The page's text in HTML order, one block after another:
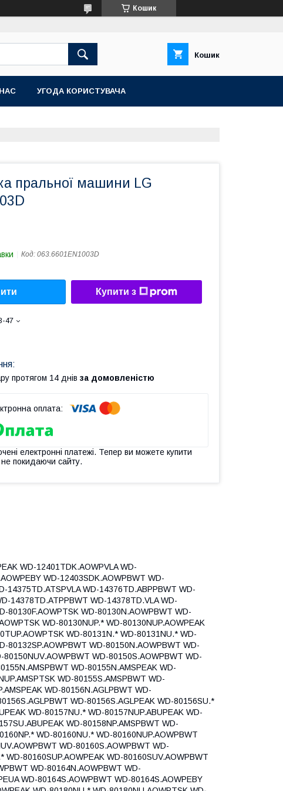
Кошик
Кошик
УГОДА КОРИСТУВАЧА
пральної машини LG
Код: 063.6601EN1003D
Купити з
47
протягом 14 днів за домовленістю
електронні платежі. Тепер ви можете купити
покидаючи сайту.
WD-12401TDK.AOWPVLA WD-
WD-12403SDK.AOWPBWT WD-
14375TD.ATSPVLA WD-14376TD.ABPPBWT WD-
14378TD.ATPPBWT WD-14378TD.VLA WD-
80130F.AOWPTSK WD-80130N.AOWPBWT WD-
WD-80130NUP.* WD-80130NUP.AOWPEAK
WD-80131N.* WD-80131NU.* WD-
80132SP.AOWPBWT WD-80150N.AOWPBWT WD-
WD-80150S.AOWPBWT WD-
WD-80155N.AMSPEAK WD-
WD-80155S.AMSPBWT WD-
WD-80156N.AGLPBWT WD-
WD-80156S.AGLPEAK WD-80156SU.*
WD-80157NU.* WD-80157NUP.ABUPEAK WD-
WD-80158NP.AMSPBWT WD-
WD-80160NU.* WD-80160NUP.AOWPBWT
WD-80160S.AOWPBWT WD-
80160SUP.AOWPEAK WD-80160SUV.AOWPBWT
WD-80164N.AOWPBWT WD-
WD-80164S.AOWPBWT WD-80164S.AOWPEBY